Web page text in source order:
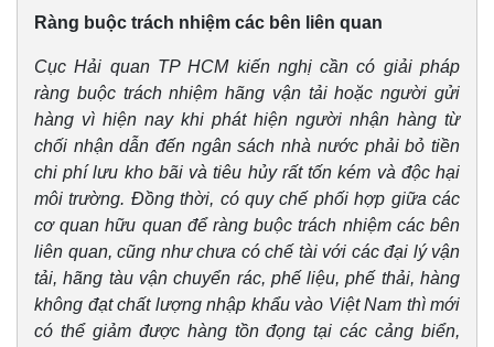
Ràng buộc trách nhiệm các bên liên quan
Cục Hải quan TP HCM kiến nghị cần có giải pháp
ràng buộc trách nhiệm hãng vận tải hoặc người gửi
hàng vì hiện nay khi phát hiện người nhận hàng từ
chối nhận dẫn đến ngân sách nhà nước phải bỏ tiền
chi phí lưu kho bãi và tiêu hủy rất tốn kém và độc hại
môi trường. Đồng thời, có quy chế phối hợp giữa các
cơ quan hữu quan để ràng buộc trách nhiệm các bên
liên quan, cũng như chưa có chế tài với các đại lý vận
tải, hãng tàu vận chuyển rác, phế liệu, phế thải, hàng
không đạt chất lượng nhập khẩu vào Việt Nam thì mới
có thể giảm được hàng tồn đọng tại các cảng biển,